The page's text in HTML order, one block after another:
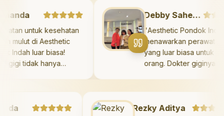
untuk kesehatan
dan mulut di Aesthetic
Indah luar biasa!
gigi tidak hanya
saya mengenai
Debby Sahertian
"Aesthetic Pondok
menawarkan
yang luar biasa
orang. Dokter
kesehatan gigi dan
Rezky Aditya